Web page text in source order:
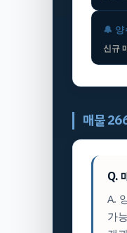
🔔
신규
매물
Q.
A.
가